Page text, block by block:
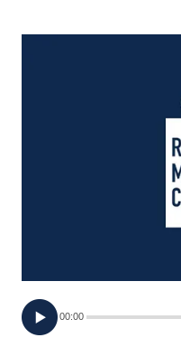
FOTO
PRINCIPATO
DI
MONACO
00:00